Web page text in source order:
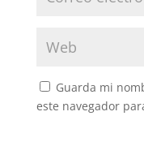
Guarda mi
este navegador